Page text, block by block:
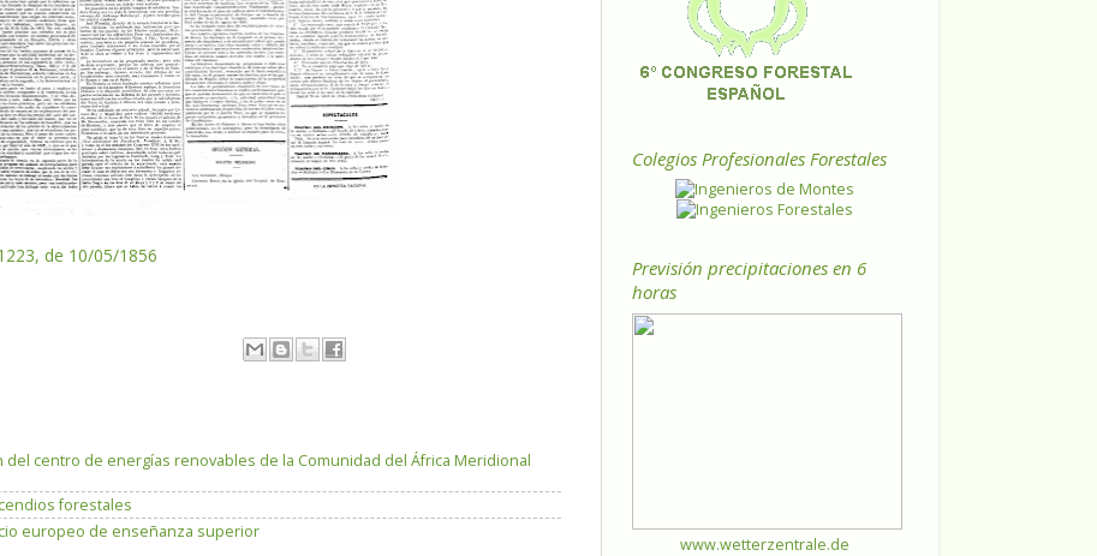
de 10/05/1856
centro de energías renovables de la Comunidad del África Meridional
forestales
europeo de enseñanza superior
Colegios Profesionales Forestales
Previsión precipitaciones en 6
horas
www.wetterzentrale.de